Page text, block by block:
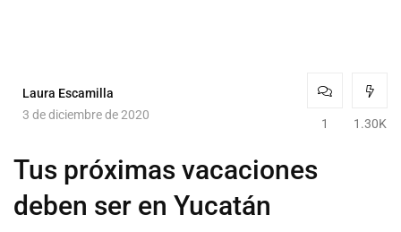
Laura Escamilla
3 de diciembre de 2020
1 1.30K
Tus próximas vacaciones
deben ser en Yucatán